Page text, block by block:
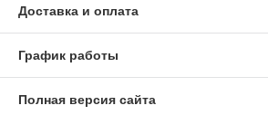
Доставка и оплата
График работы
Полная версия сайта